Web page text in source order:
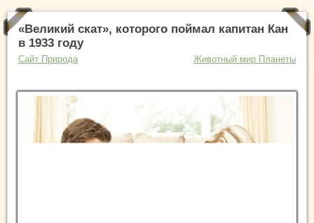
«Великий скат», которого поймал капитан Кан
в 1933 году
Сайт Природа Животный мир Планеты